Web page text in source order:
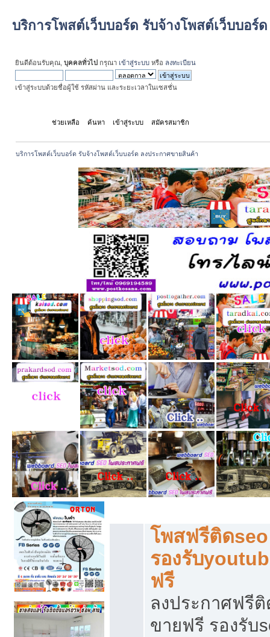
บริการโพสต์เว็บบอร์ด รับจ้างโพสต์เว็บบอร์
ยินดีต้อนรับคุณ, บุคคลทั่วไป กรุณา เข้าสู่ระบบ หรือ ลงทะเบียน
เข้าสู่ระบบด้วยชื่อผู้ใช้ รหัสผ่าน และระยะเวลาในเซสชั่น
ช่วยเหลือ ค้นหา เข้าสู่ระบบ สมัครสมาชิก
บริการโพสต์เว็บบอร์ด รับจ้างโพสต์เว็บบอร์ด ลงประกาศขายสินค้า
โพสฟรีติด
รองรับ
ฟรี
ลงประกาศฟรีติ
ขายฟรี รองรับ